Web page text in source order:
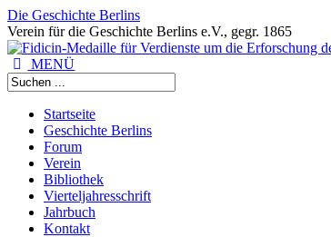
Die Geschichte Berlins
Verein für die Geschichte Berlins e.V., gegr. 1865
MENÜ
Startseite
Geschichte Berlins
Forum
Verein
Bibliothek
Vierteljahresschrift
Jahrbuch
Kontakt